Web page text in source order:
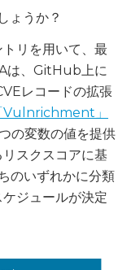
ょうか？
リを用いて、最
は、GitHub上に
レコードの拡張
Vulnrichment」
の変数の値を提供
スクスコアに基
のいずれかに分類
ジュールが決定